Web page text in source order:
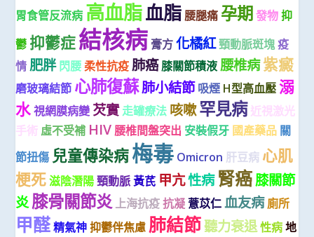
胃食管反流病 高血脂血脂 腰腿痛 孕期 發物 抑
鬱 抑鬱症結核病 膏方 化橘紅頸動脈斑塊 疫
情 肥胖 閃腰 柔性抗疫 肺癌膝關節積液 腰椎病紫癜
磨玻璃結節 心肺復蘇肺小結節 吸煙 H型高血壓 溺
水 視網膜病變 芡實 走罐療法 咳嗽罕見病 近視激光
手術 虛不受補 HIV 腰椎間盤突出 安裝假牙 國產藥品 關
節扭傷 兒童傳染病梅毒 Omicron 肝豆病 心肌
梗死 滋陰潛陽 頸動脈 黃芪 甲亢性病 腎癌膝關節
炎膝骨關節炎 上海抗疫 抗凝 薏苡仁 血友病 廁所
甲醛 精氣神 抑鬱伴焦慮 肺結節聽力衰退性病 地